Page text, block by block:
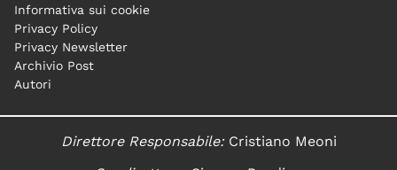
Informativa sui cookie
Privacy Policy
Privacy Newsletter
Archivio Post
Autori
Direttore Responsabile:Cristiano Meoni